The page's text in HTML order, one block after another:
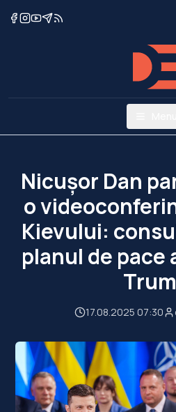
Nicușor Dan
o
Kievului:
planul de pace
17.08.2025 07:30